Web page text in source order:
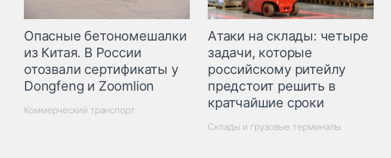
Опасные бетономешалки
из Китая. В России
отозвали сертификаты у
Dongfeng и Zoomlion
Коммерческий транспорт
Атаки на склады: четыре
задачи, которые
российскому ритейлу
предстоит решить в
кратчайшие сроки
Склады и грузовые терминалы